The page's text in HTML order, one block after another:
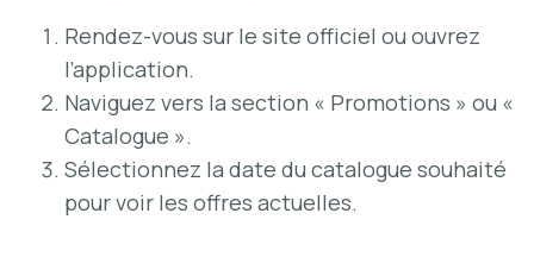
Rendez-vous sur le site officiel ou ouvrez
l’application.
Naviguez vers la section « Promotions » ou «
Catalogue ».
Sélectionnez la date du catalogue souhaité
pour voir les offres actuelles.